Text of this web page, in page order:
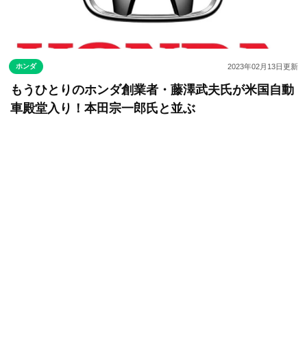
ホンダ 2023年02月13日更新
もうひとりのホンダ創業者・藤澤武夫氏が米国自動
車殿堂入り！本田宗一郎氏と並ぶ